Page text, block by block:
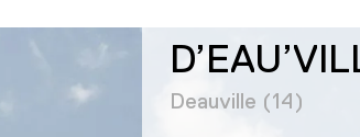
Deauville (14)